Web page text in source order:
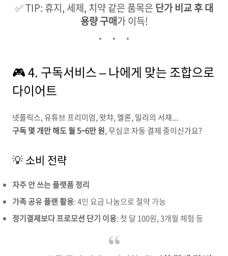
✅ TIP: 휴지, 세제, 치약 같은 품목은단가 비교 후 대
용량 구매가 이득!
🎮 4. 구독서비스 – 나에게 맞는 조합으로
다이어트
넷플릭스, 유튜브 프리미엄, 왓챠, 멜론, 밀리의 서재...
구독 몇 개만 해도 월 5~6만 원, 무심코 자동 결제 중이신가요?
💡 소비 전략
자주 안 쓰는 플랫폼 정리
가족 공유 플랜 활용: 4인 요금 나눔으로 절약 가능
정기결제보다 프로모션 단기 이용: 첫 달 100원, 3개월 체험 등